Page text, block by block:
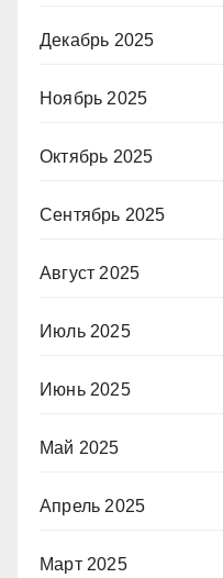
Декабрь 2025
Ноябрь 2025
Октябрь 2025
Сентябрь 2025
Август 2025
Июль 2025
Июнь 2025
Май 2025
Апрель 2025
Март 2025